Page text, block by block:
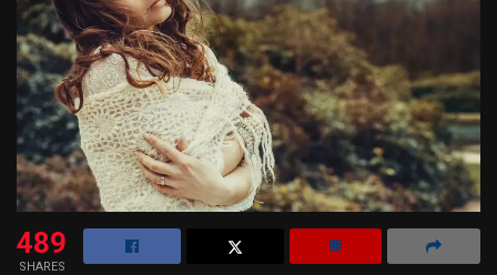
489
SHARES